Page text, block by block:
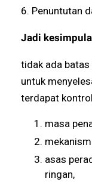
6. Penuntutan
Jadi
tidak ada
untuk
terdapat
masa
asas
ringan,